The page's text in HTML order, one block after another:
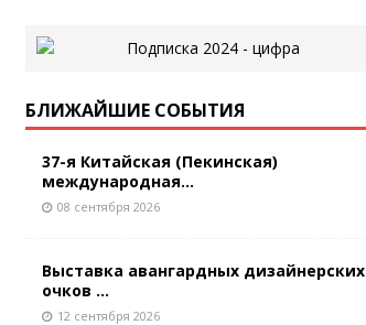
БЛИЖАЙШИЕ СОБЫТИЯ
37-я Китайская (Пекинская)
международная...
08 сентября 2026
Выставка авангардных дизайнерских
очков ...
12 сентября 2026